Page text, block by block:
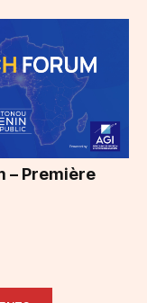
– Première